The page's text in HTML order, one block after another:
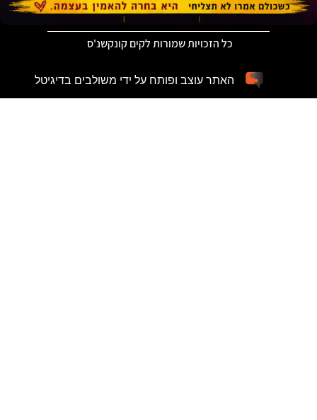
כל הזכויות שמורות לקים קונקשנ'ס
האתר עוצב ופותח על ידי משולבים בדיגיטל